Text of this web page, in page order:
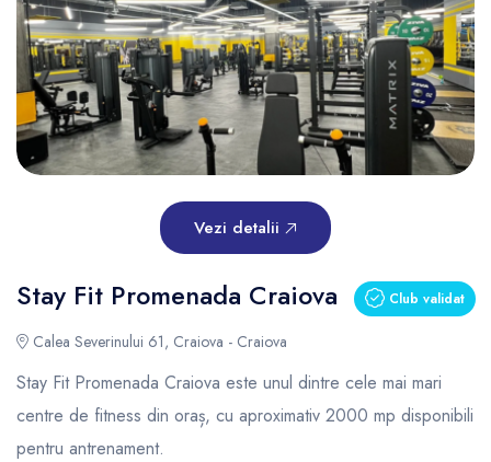
Vezi detalii
Stay Fit Promenada Craiova Club validat
Calea Severinului 61, Craiova - Craiova
Stay Fit Promenada Craiova este unul dintre cele mai mari
centre de fitness din oraș, cu aproximativ 2000 mp disponibili
pentru antrenament.